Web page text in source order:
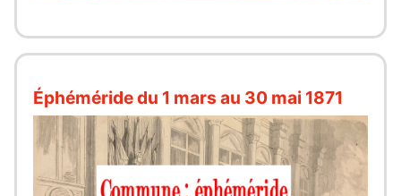
Éphéméride du 1 mars au 30 mai 1871